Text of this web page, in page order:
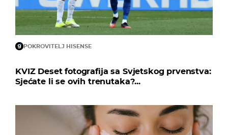
POKROVITELJ HISENSE
KVIZ Deset fotografija sa Svjetskog prvenstva:
Sjećate li se ovih trenutaka?...